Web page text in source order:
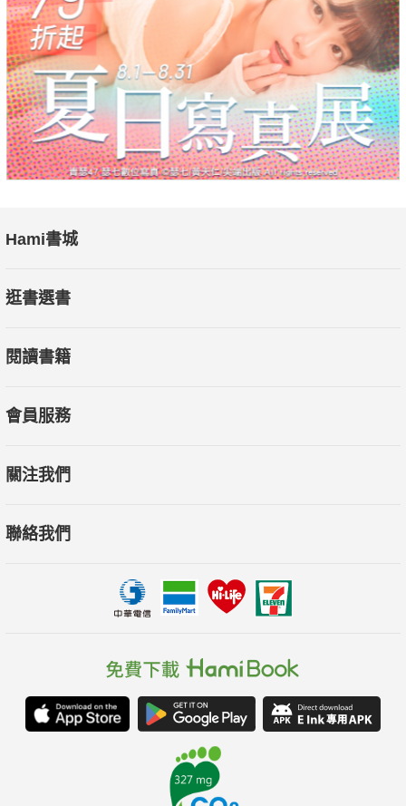
Hami書城
逛書選書
閱讀書籍
會員服務
關注我們
聯絡我們